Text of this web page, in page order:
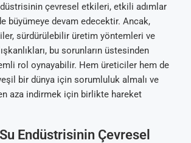
çevresel etkileri, etkili adımlar
büyümeye devam edecektir. Ancak,
sürdürülebilir üretim yöntemleri ve
bu sorunların üstesinden
rol oynayabilir. Hem üreticiler hem de
bir dünya için sorumluluk almalı ve
aza indirmek için birlikte hareket
Endüstrisinin Çevresel